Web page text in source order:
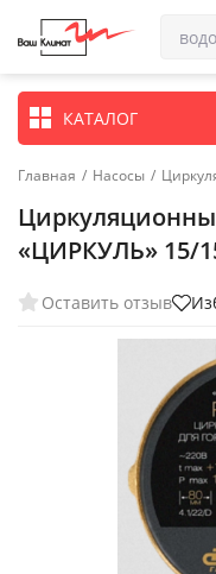
КАТАЛОГ
Главная / Насосы /
«ЦИРКУЛЬ» 15/
Оставить отзыв